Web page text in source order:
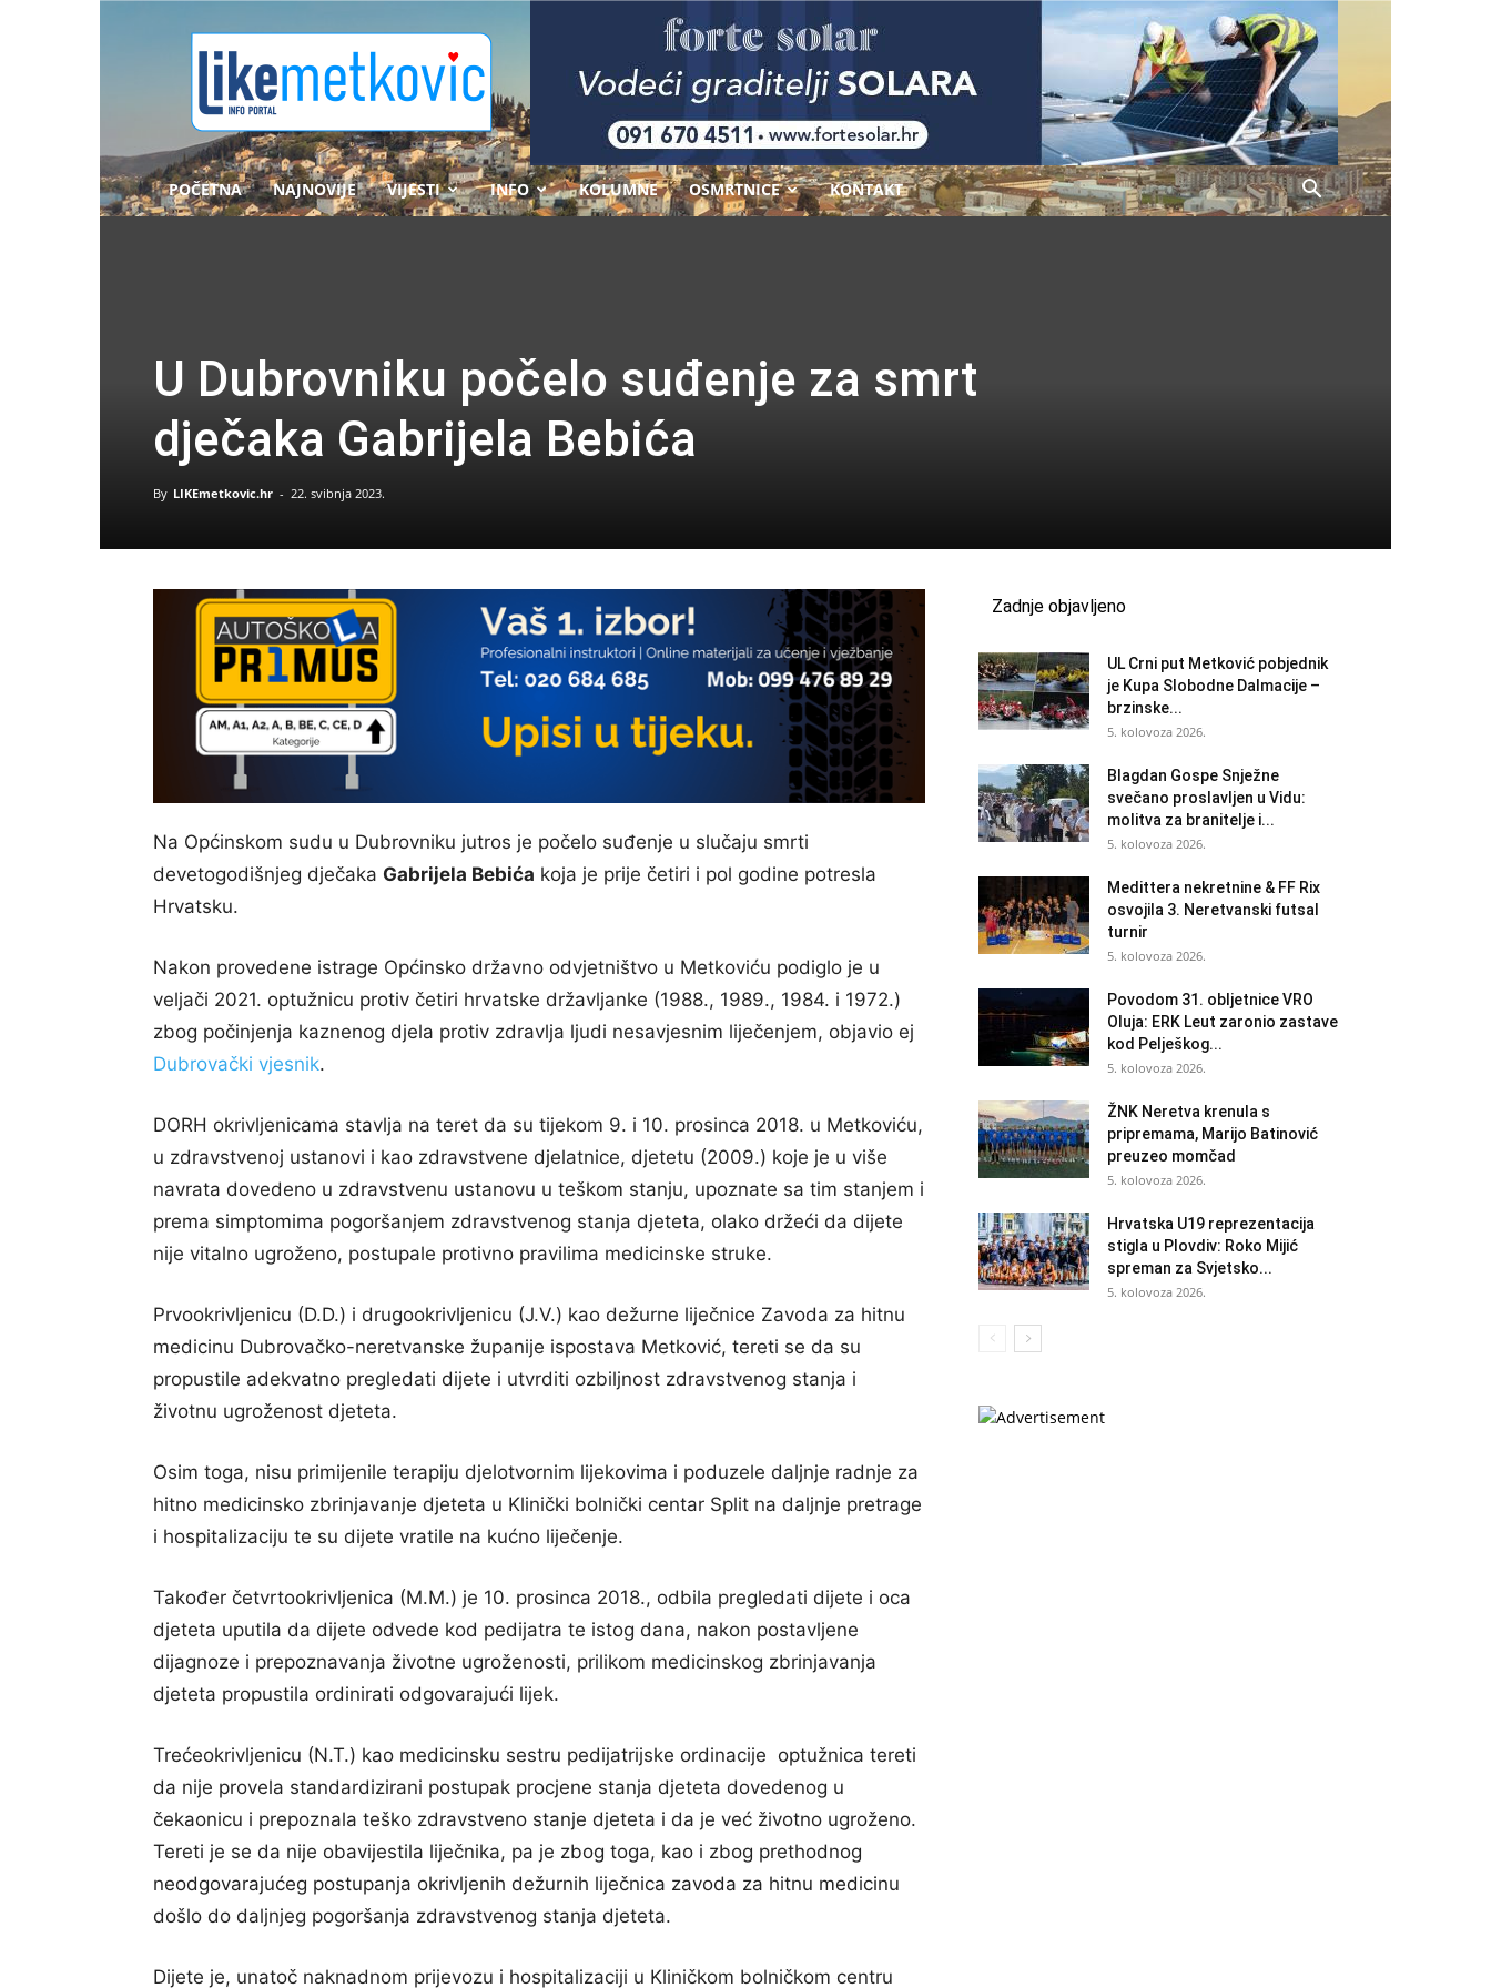
POČETNA NAJNOVIJE VIJESTI INFO KOLUMNE OSMRTNICE KONTAKT
U Dubrovniku počelo suđenje za smrt
dječaka Gabrijela Bebića
By LIKEmetkovic.hr - 22. svibnja 2023.
Na Općinskom sudu u Dubrovniku jutros je počelo suđenje u slučaju smrti
devetogodišnjeg dječaka Gabrijela Bebića koja je prije četiri i pol godine potresla
Hrvatsku.
Nakon provedene istrage Općinsko državno odvjetništvo u Metkoviću podiglo je u
veljači 2021. optužnicu protiv četiri hrvatske državljanke (1988., 1989., 1984. i 1972.)
zbog počinjenja kaznenog djela protiv zdravlja ljudi nesavjesnim liječenjem, objavio ej
Dubrovački vjesnik.
DORH okrivljenicama stavlja na teret da su tijekom 9. i 10. prosinca 2018. u Metkoviću,
u zdravstvenoj ustanovi i kao zdravstvene djelatnice, djetetu (2009.) koje je u više
navrata dovedeno u zdravstvenu ustanovu u teškom stanju, upoznate sa tim stanjem i
prema simptomima pogoršanjem zdravstvenog stanja djeteta, olako držeći da dijete
nije vitalno ugroženo, postupale protivno pravilima medicinske struke.
Prvookrivljenicu (D.D.) i drugookrivljenicu (J.V.) kao dežurne liječnice Zavoda za hitnu
medicinu Dubrovačko-neretvanske županije ispostava Metković, tereti se da su
propustile adekvatno pregledati dijete i utvrditi ozbiljnost zdravstvenog stanja i
životnu ugroženost djeteta.
Osim toga, nisu primijenile terapiju djelotvornim lijekovima i poduzele daljnje radnje za
hitno medicinsko zbrinjavanje djeteta u Klinički bolnički centar Split na daljnje pretrage
i hospitalizaciju te su dijete vratile na kućno liječenje.
Također četvrtookrivljenica (M.M.) je 10. prosinca 2018., odbila pregledati dijete i oca
djeteta uputila da dijete odvede kod pedijatra te istog dana, nakon postavljene
dijagnoze i prepoznavanja životne ugroženosti, prilikom medicinskog zbrinjavanja
djeteta propustila ordinirati odgovarajući lijek.
Trećeokrivljenicu (N.T.) kao medicinsku sestru pedijatrijske ordinacije optužnica tereti
da nije provela standardizirani postupak procjene stanja djeteta dovedenog u
čekaonicu i prepoznala teško zdravstveno stanje djeteta i da je već životno ugroženo.
Tereti je se da nije obavijestila liječnika, pa je zbog toga, kao i zbog prethodnog
neodgovarajućeg postupanja okrivljenih dežurnih liječnica zavoda za hitnu medicinu
došlo do daljnjeg pogoršanja zdravstvenog stanja djeteta.
Dijete je, unatoč naknadnom prijevozu i hospitalizaciji u Kliničkom bolničkom centru
Zadnje objavljeno
UL Crni put Metković pobjednik
je Kupa Slobodne Dalmacije –
brzinske...
5. kolovoza 2026.
Blagdan Gospe Snježne
svečano proslavljen u Vidu:
molitva za branitelje i...
5. kolovoza 2026.
Medittera nekretnine & FF Rix
osvojila 3. Neretvanski futsal
turnir
5. kolovoza 2026.
Povodom 31. obljetnice VRO
Oluja: ERK Leut zaronio zastave
kod Pelješkog...
5. kolovoza 2026.
ŽNK Neretva krenula s
pripremama, Marijo Batinović
preuzeo momčad
5. kolovoza 2026.
Hrvatska U19 reprezentacija
stigla u Plovdiv: Roko Mijić
spreman za Svjetsko...
5. kolovoza 2026.